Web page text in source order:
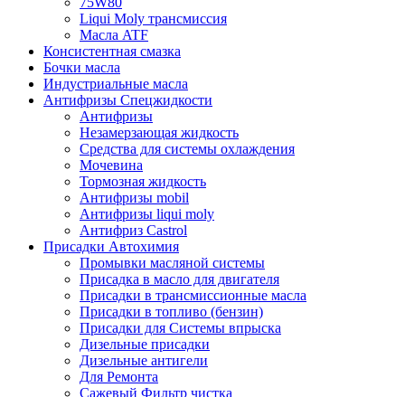
Liqui Moly трансмиссия
Масла ATF
Консистентная смазка
Бочки масла
Индустриальные масла
Антифризы Спецжидкости
Антифризы
Незамерзающая жидкость
Средства для системы охлаждения
Мочевина
Тормозная жидкость
Антифризы mobil
Антифризы liqui moly
Антифриз Castrol
Присадки Автохимия
Промывки масляной системы
Присадка в масло для двигателя
Присадки в трансмиссионные масла
Присадки в топливо (бензин)
Присадки для Системы впрыска
Дизельные присадки
Дизельные антигели
Для Ремонта
Сажевый Фильтр чистка